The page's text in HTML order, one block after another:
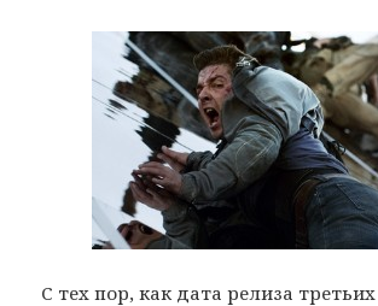
С тех пор, как дата релиза третьих